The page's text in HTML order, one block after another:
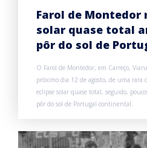
Farol de Montedor
solar quase total
pôr do sol de
O Farol de Montedor, em Carreço,
próximo dia 12 de agosto, de uma rara
eclipse solar quase total, seguido,
pôr do sol de Portugal continental.